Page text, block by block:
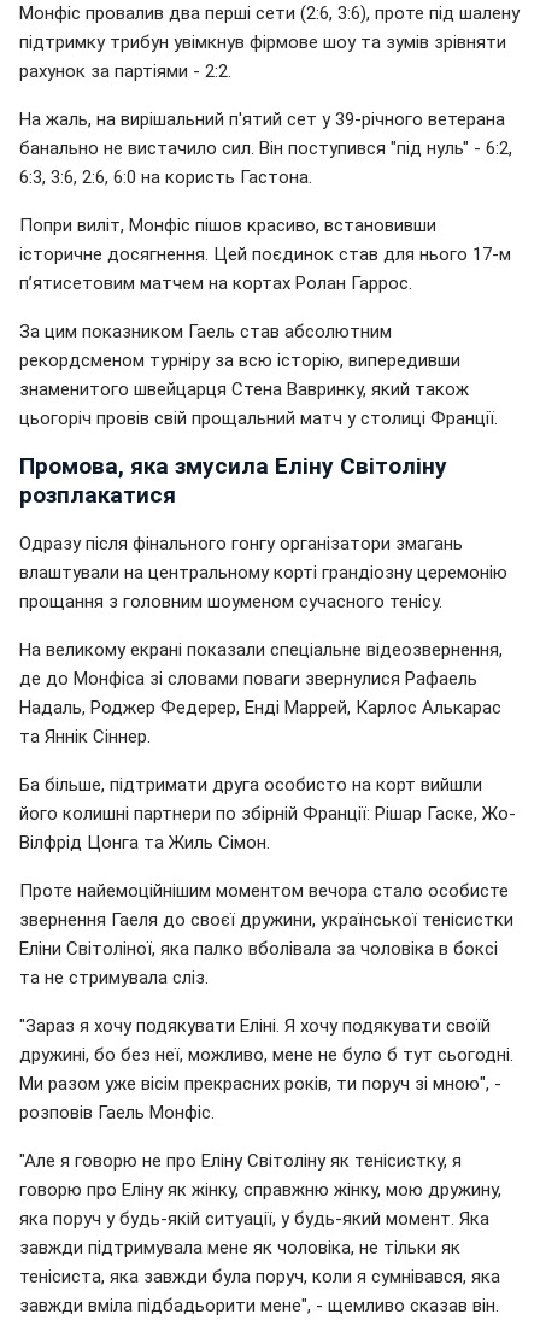
Монфіс провалив два перші сети (2:6, 3:6), проте під шалену
підтримку трибун увімкнув фірмове шоу та зумів зрівняти
рахунок за партіями - 2:2.
На жаль, на вирішальний п'ятий сет у 39-річного ветерана
банально не вистачило сил. Він поступився "під нуль" - 6:2,
6:3, 3:6, 2:6, 6:0 на користь Гастона.
Попри виліт, Монфіс пішов красиво, встановивши
історичне досягнення. Цей поєдинок став для нього 17-м
п’ятисетовим матчем на кортах Ролан Гаррос.
За цим показником Гаель став абсолютним
рекордсменом турніру за всю історію, випередивши
знаменитого швейцарця Стена Вавринку, який також
цьогоріч провів свій прощальний матч у столиці Франції.
Промова, яка змусила Еліну Світоліну
розплакатися
Одразу після фінального гонгу організатори змагань
влаштували на центральному корті грандіозну церемонію
прощання з головним шоуменом сучасного тенісу.
На великому екрані показали спеціальне відеозвернення,
де до Монфіса зі словами поваги звернулися Рафаель
Надаль, Роджер Федерер, Енді Маррей, Карлос Алькарас
та Яннік Сіннер.
Ба більше, підтримати друга особисто на корт вийшли
його колишні партнери по збірній Франції: Рішар Гаске, Жо-
Вілфрід Цонга та Жиль Сімон.
Проте найемоційнішим моментом вечора стало особисте
звернення Гаеля до своєї дружини, української тенісистки
Еліни Світоліної, яка палко вболівала за чоловіка в боксі
та не стримувала сліз.
"Зараз я хочу подякувати Еліні. Я хочу подякувати своїй
дружині, бо без неї, можливо, мене не було б тут сьогодні.
Ми разом уже вісім прекрасних років, ти поруч зі мною", -
розповів Гаель Монфіс.
"Але я говорю не про Еліну Світоліну як тенісистку, я
говорю про Еліну як жінку, справжню жінку, мою дружину,
яка поруч у будь-якій ситуації, у будь-який момент. Яка
завжди підтримувала мене як чоловіка, не тільки як
тенісиста, яка завжди була поруч, коли я сумнівався, яка
завжди вміла підбадьорити мене", - щемливо сказав він.